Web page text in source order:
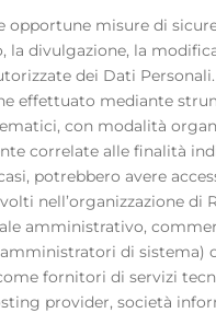
opportune misure di
la divulgazione, la
dei Dati Personali.
effettuato mediante
con modalità
correlate alle finalità
potrebbero avere
nell’organizzazione di
amministrativo,
di sistema)
fornitori di servizi
provider, società